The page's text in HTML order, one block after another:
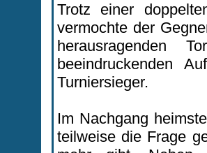
Trotz einer
vermochte der
herausragenden
beeindruckenden
Turniersieger.
Im Nachgang
teilweise die Frage